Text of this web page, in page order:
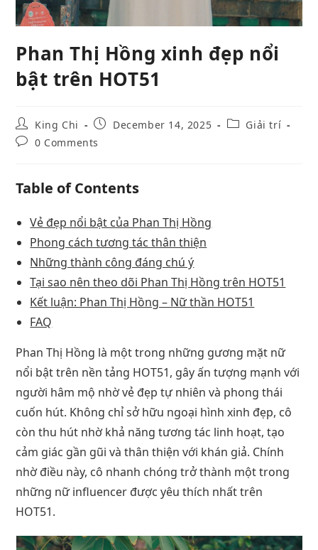
Phan Thị Hồng xinh đẹp nổi
bật trên HOT51
King Chi December 14, 2025
Giải trí
0 Comments
Table of Contents
Vẻ đẹp nổi bật của Phan Thị Hồng
Phong cách tương tác thân thiện
Những thành công đáng chú ý
Tại sao nên theo dõi Phan Thị Hồng trên HOT51
Kết luận: Phan Thị Hồng – Nữ thần HOT51
FAQ
Phan Thị Hồng là một trong những gương mặt nữ
nổi bật trên nền tảng HOT51, gây ấn tượng mạnh với
người hâm mộ nhờ vẻ đẹp tự nhiên và phong thái
cuốn hút. Không chỉ sở hữu ngoại hình xinh đẹp, cô
còn thu hút nhờ khả năng tương tác linh hoạt, tạo
cảm giác gần gũi và thân thiện với khán giả. Chính
nhờ điều này, cô nhanh chóng trở thành một trong
những nữ influencer được yêu thích nhất trên
HOT51.